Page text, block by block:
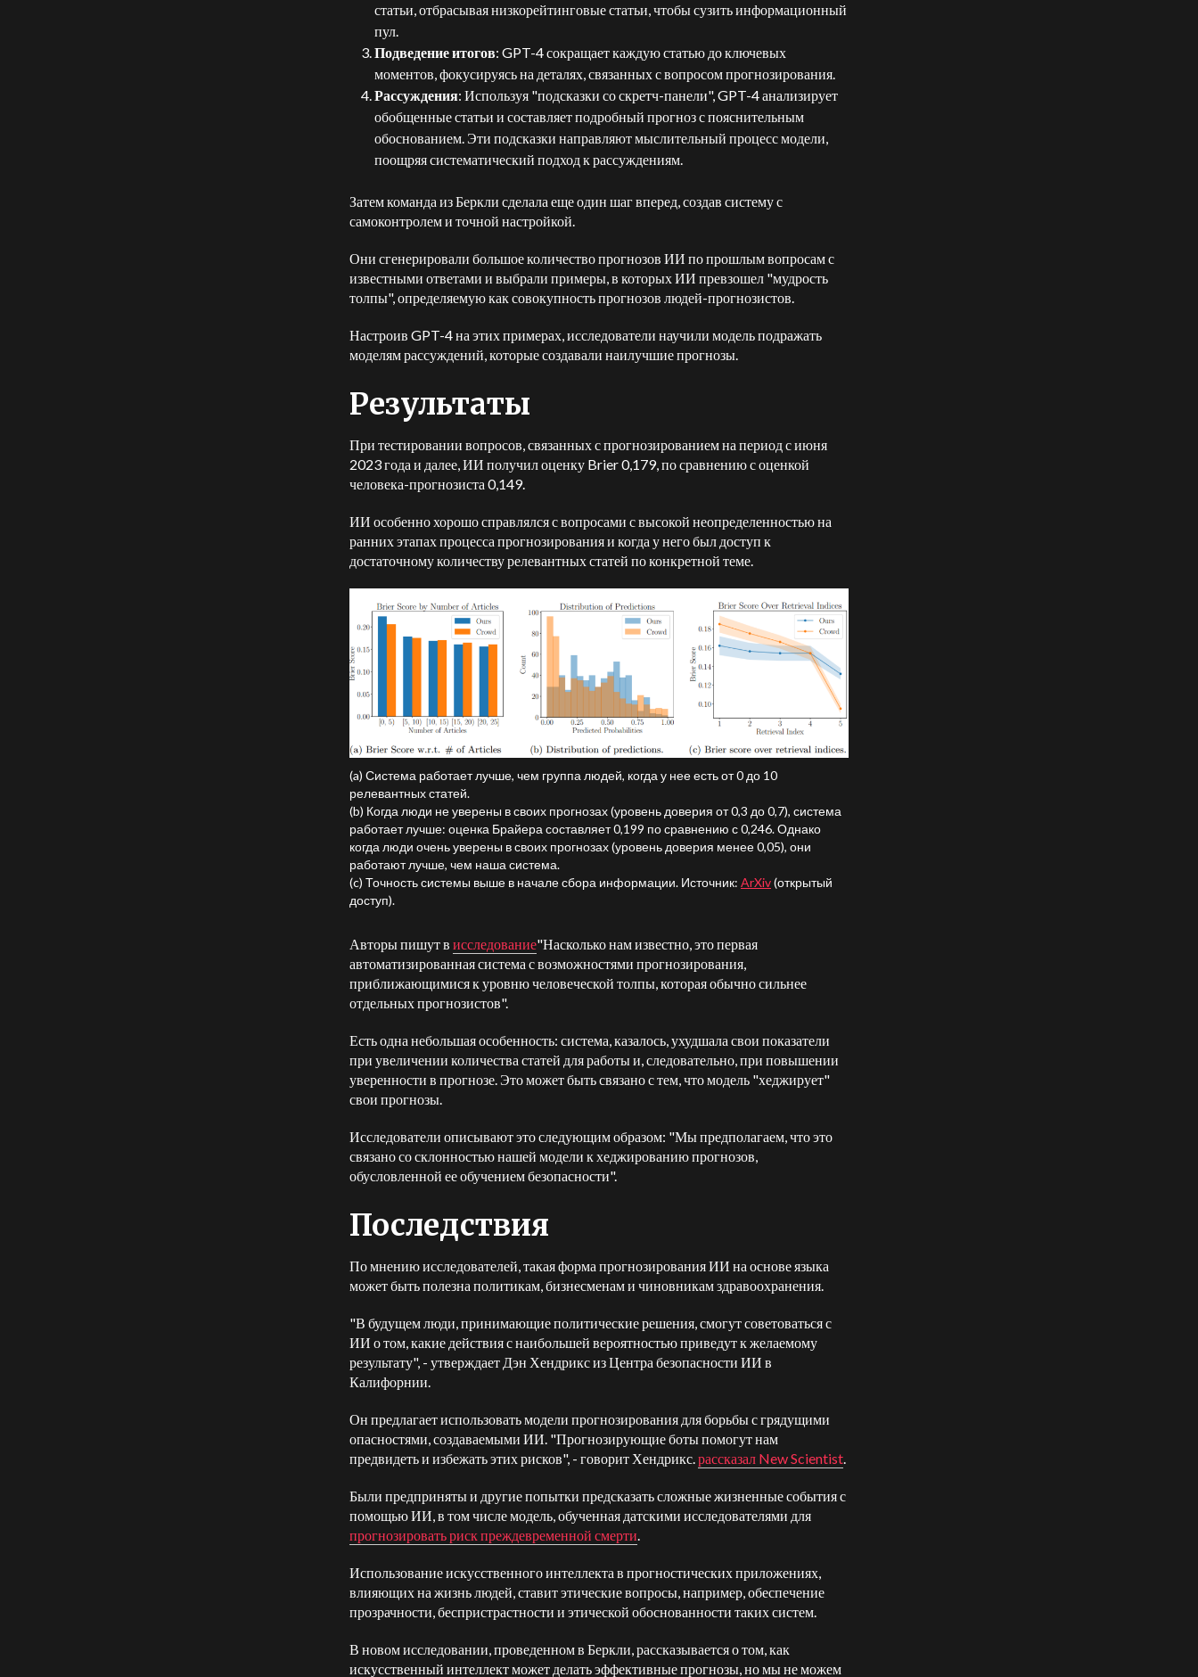
статьи, отбрасывая низкорейтинговые статьи, чтобы сузить информационный
пул.
Подведение итогов: GPT-4 сокращает каждую статью до ключевых
моментов, фокусируясь на деталях, связанных с вопросом прогнозирования.
Рассуждения: Используя "подсказки со скретч-панели", GPT-4 анализирует
обобщенные статьи и составляет подробный прогноз с пояснительным
обоснованием. Эти подсказки направляют мыслительный процесс модели,
поощряя систематический подход к рассуждениям.
Затем команда из Беркли сделала еще один шаг вперед, создав систему с
самоконтролем и точной настройкой.
Они сгенерировали большое количество прогнозов ИИ по прошлым вопросам с
известными ответами и выбрали примеры, в которых ИИ превзошел "мудрость
толпы", определяемую как совокупность прогнозов людей-прогнозистов.
Настроив GPT-4 на этих примерах, исследователи научили модель подражать
моделям рассуждений, которые создавали наилучшие прогнозы.
Результаты
При тестировании вопросов, связанных с прогнозированием на период с июня
2023 года и далее, ИИ получил оценку Brier 0,179, по сравнению с оценкой
человека-прогнозиста 0,149.
ИИ особенно хорошо справлялся с вопросами с высокой неопределенностью на
ранних этапах процесса прогнозирования и когда у него был доступ к
достаточному количеству релевантных статей по конкретной теме.
(a) Система работает лучше, чем группа людей, когда у нее есть от 0 до 10
релевантных статей.
(b) Когда люди не уверены в своих прогнозах (уровень доверия от 0,3 до 0,7), система
работает лучше: оценка Брайера составляет 0,199 по сравнению с 0,246. Однако
когда люди очень уверены в своих прогнозах (уровень доверия менее 0,05), они
работают лучше, чем наша система.
(c) Точность системы выше в начале сбора информации. Источник: ArXiv(открытый
доступ).
Авторы пишут в исследование"Насколько нам известно, это первая
автоматизированная система с возможностями прогнозирования,
приближающимися к уровню человеческой толпы, которая обычно сильнее
отдельных прогнозистов".
Есть одна небольшая особенность: система, казалось, ухудшала свои показатели
при увеличении количества статей для работы и, следовательно, при повышении
уверенности в прогнозе. Это может быть связано с тем, что модель "хеджирует"
свои прогнозы.
Исследователи описывают это следующим образом: "Мы предполагаем, что это
связано со склонностью нашей модели к хеджированию прогнозов,
обусловленной ее обучением безопасности".
Последствия
По мнению исследователей, такая форма прогнозирования ИИ на основе языка
может быть полезна политикам, бизнесменам и чиновникам здравоохранения.
"В будущем люди, принимающие политические решения, смогут советоваться с
ИИ о том, какие действия с наибольшей вероятностью приведут к желаемому
результату", - утверждает Дэн Хендрикс из Центра безопасности ИИ в
Калифорнии.
Он предлагает использовать модели прогнозирования для борьбы с грядущими
опасностями, создаваемыми ИИ. "Прогнозирующие боты помогут нам
предвидеть и избежать этих рисков", - говорит Хендрикс.рассказал New Scientist.
Были предприняты и другие попытки предсказать сложные жизненные события с
помощью ИИ, в том числе модель, обученная датскими исследователями для
прогнозировать риск преждевременной смерти.
Использование искусственного интеллекта в прогностических приложениях,
влияющих на жизнь людей, ставит этические вопросы, например, обеспечение
прозрачности, беспристрастности и этической обоснованности таких систем.
В новом исследовании, проведенном в Беркли, рассказывается о том, как
искусственный интеллект может делать эффективные прогнозы, но мы не можем